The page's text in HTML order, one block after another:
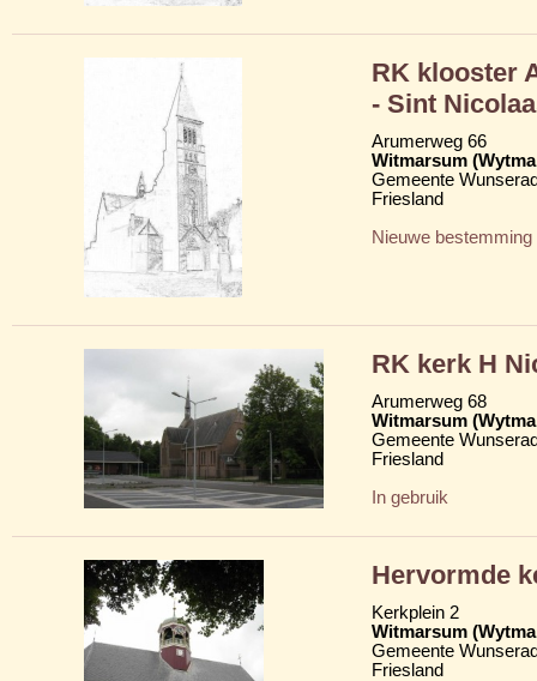
RK klooster
- Sint
Arumerweg 66
Witmarsum
Gemeente
Friesland
Nieuwe bestemming
RK kerk H
Arumerweg 68
Witmarsum
Gemeente
Friesland
In gebruik
Hervormde
Kerkplein 2
Witmarsum
Gemeente
Friesland